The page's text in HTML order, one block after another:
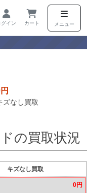
グイン カート メニュー
ズなし買取
の買取状況
キズなし買取
0円